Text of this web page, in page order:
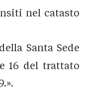
nel catasto
Santa Sede
16 del trattato